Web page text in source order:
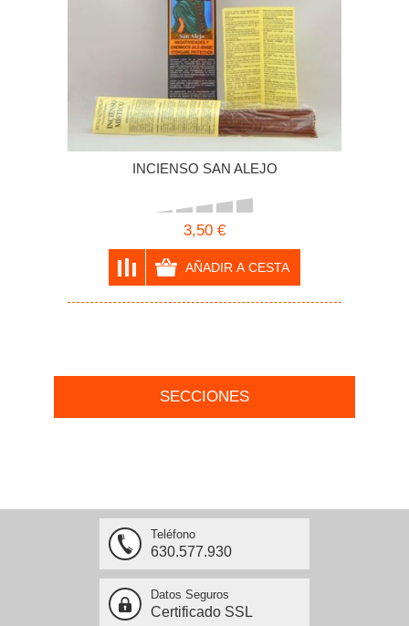
INCIENSO SAN ALEJO
3,50 €
SECCIONES
Teléfono
630.577.930
Datos Seguros
Certificado SSL